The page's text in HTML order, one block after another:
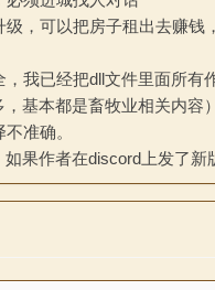
，可以把房子租出去赚钱
我已经把dll文件里面所
基本都是畜牧业相关内
准确。
果作者在discord上发了